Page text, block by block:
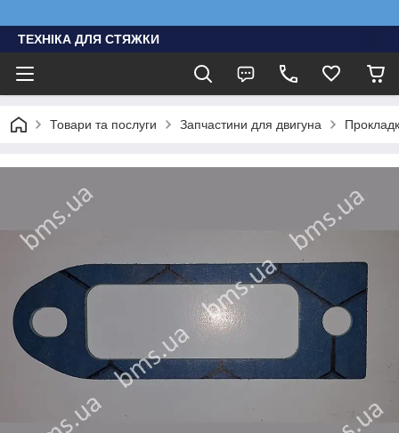
ТЕХНІКА ДЛЯ СТЯЖКИ
Товари та послуги Запчастини для двигуна